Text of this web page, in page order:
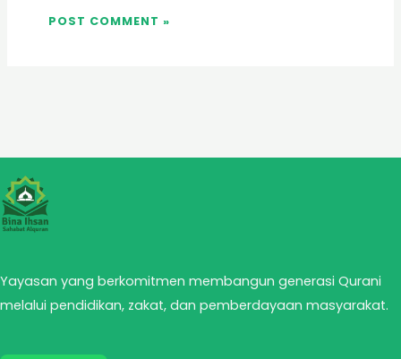
Yayasan yang berkomitmen membangun generasi Qurani
melalui pendidikan, zakat, dan pemberdayaan masyarakat.